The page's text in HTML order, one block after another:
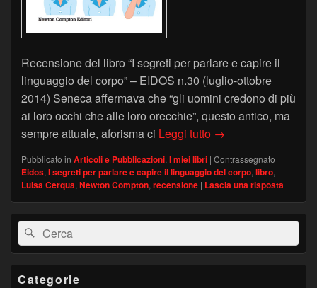
Recensione del libro “I segreti per parlare e capire il
linguaggio del corpo” – EIDOS n.30 (luglio-ottobre
2014) Seneca affermava che “gli uomini credono di più
ai loro occhi che alle loro orecchie”, questo antico, ma
sempre attuale, aforisma ci Leggi tutto EIDOS –
→
Pubblicato in Articoli e Pubblicazioni, I miei libri | Contrassegnato
Eidos, I segreti per parlare e capire il linguaggio del corpo, libro,
Luisa Cerqua, Newton Compton, recensione | Lascia una risposta
Area
widget
barra
laterale
Cerca:Cerca
Categorie